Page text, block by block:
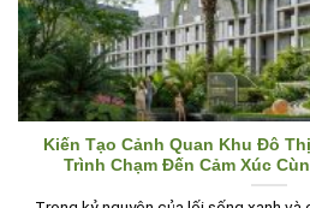
Kiến Tạo Cảnh Quan Khu Đô
Trình Chạm Đến Cảm Xúc